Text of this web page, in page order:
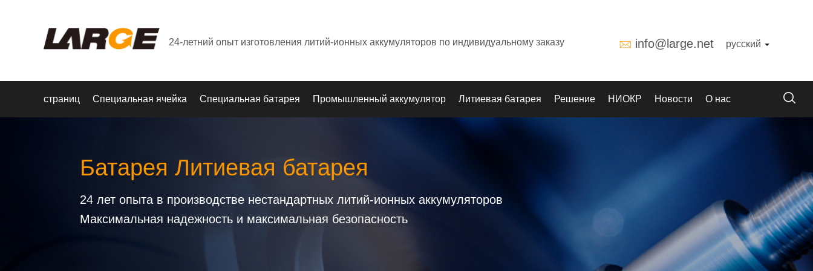
24-летний опыт изготовления литий-ионных аккумуляторов по индивидуальному заказу info@large.net русский
страниц Специальная ячейка Специальная батарея Промышленный аккумулятор Литиевая батарея Решение НИОКР Новости О нас
Батарея Литиевая батарея
24 лет опыта в производстве нестандартных литий-ионных аккумуляторов
Максимальная надежность и максимальная безопасность